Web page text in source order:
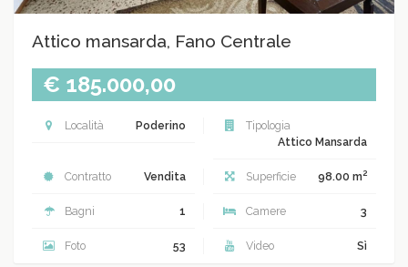
Attico mansarda, Fano Centrale
€ 185.000,00
Località Poderino
Tipologia
Attico Mansarda
Contratto Vendita Superficie 98.00 m2
Bagni 1 Camere 3
Foto 53 Video Sì